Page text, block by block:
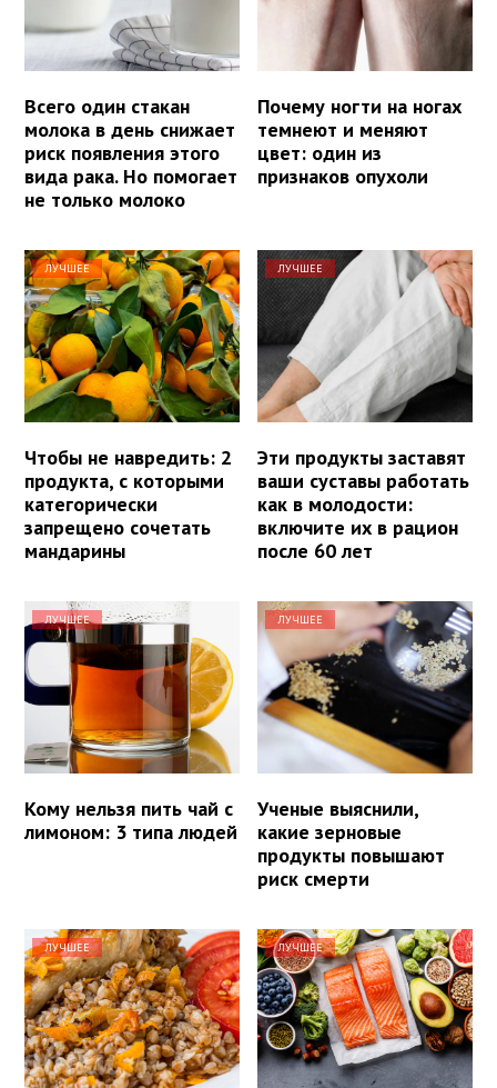
Всего один стакан
молока в день снижает
риск появления этого
вида рака. Но помогает
не только молоко
Почему ногти на ногах
темнеют и меняют
цвет: один из
признаков опухоли
ЛУЧШЕЕ
Чтобы не навредить: 2
продукта, с которыми
категорически
запрещено сочетать
мандарины
ЛУЧШЕЕ
Эти продукты заставят
ваши суставы работать
как в молодости:
включите их в рацион
после 60 лет
ЛУЧШЕЕ
Кому нельзя пить чай с
лимоном: 3 типа людей
ЛУЧШЕЕ
Ученые выяснили,
какие зерновые
продукты повышают
риск смерти
ЛУЧШЕЕ ЛУЧШЕЕ